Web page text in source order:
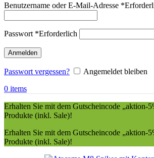
Benutzername oder E-Mail-Adresse *
Passwort *Erforderlich
Anmelden
Passwort vergessen?
Angemeldet bleiben
0 items
Erhalten Sie mit dem Gutscheincode „aktion-
Produkte (inkl. Sale)!
Erhalten Sie mit dem Gutscheincode „aktion-
Produkte (inkl. Sale)!